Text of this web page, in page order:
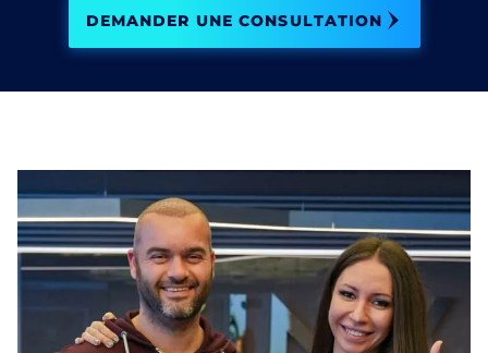
DEMANDER UNE CONSULTATION